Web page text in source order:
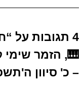
4 תגובות על
🎹, הזמר שימי
– כ' סיוון